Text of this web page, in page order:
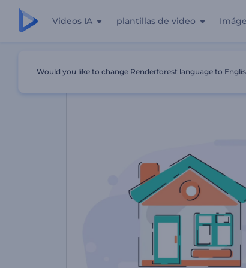
Videos IA plantillas de video
Promoción De Agencia Líder De
Would you like to change Renderforest language to